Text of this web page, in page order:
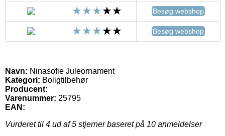
Besøg webshop
Besøg webshop
Navn: Ninasofie Juleornament
Kategori: Boligtilbehør
Producent:
Varenummer: 25795
EAN:
Vurderet til 4 ud af 5 stjerner baseret på 10 anmeldelser